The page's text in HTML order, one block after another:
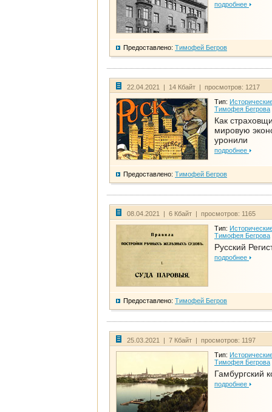
подробнее
Предоставлено: Тимофей Бегров
22.04.2021 | 14 Кбайт | просмотров: 1217
Тип:
Тимофея Бегрова
Как
мировую
уронили
подробнее
Предоставлено: Тимофей Бегров
08.04.2021 | 6 Кбайт | просмотров: 1165
Тип:
Тимофея Бегрова
Русский
подробнее
Предоставлено: Тимофей Бегров
25.03.2021 | 7 Кбайт | просмотров: 1197
Тип:
Тимофея Бегрова
Гамбургский
подробнее